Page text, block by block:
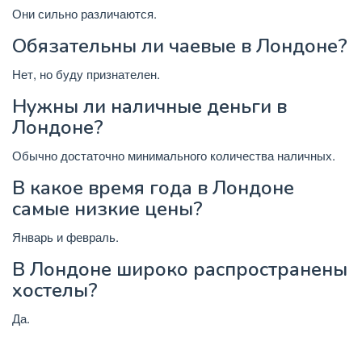
Они сильно различаются.
Обязательны ли чаевые в Лондоне?
Нет, но буду признателен.
Нужны ли наличные деньги в
Лондоне?
Обычно достаточно минимального количества наличных.
В какое время года в Лондоне
самые низкие цены?
Январь и февраль.
В Лондоне широко распространены
хостелы?
Да.